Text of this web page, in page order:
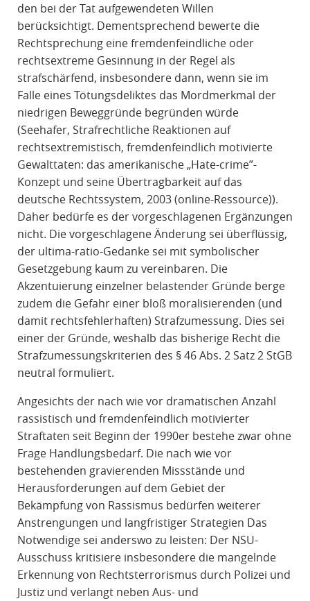
den bei der Tat aufgewendeten Willen
berücksichtigt. Dementsprechend bewerte die
Rechtsprechung eine fremdenfeindliche oder
rechtsextreme Gesinnung in der Regel als
strafschärfend, insbesondere dann, wenn sie im
Falle eines Tötungsdeliktes das Mordmerkmal der
niedrigen Beweggründe begründen würde
(Seehafer, Strafrechtliche Reaktionen auf
rechtsextremistisch, fremdenfeindlich motivierte
Gewalttaten: das amerikanische „Hate-crime”-
Konzept und seine Übertragbarkeit auf das
deutsche Rechtssystem, 2003 (online-Ressource)).
Daher bedürfe es der vorgeschlagenen Ergänzungen
nicht. Die vorgeschlagene Änderung sei überflüssig,
der ultima-ratio-Gedanke sei mit symbolischer
Gesetzgebung kaum zu vereinbaren. Die
Akzentuierung einzelner belastender Gründe berge
zudem die Gefahr einer bloß moralisierenden (und
damit rechtsfehlerhaften) Strafzumessung. Dies sei
einer der Gründe, weshalb das bisherige Recht die
Strafzumessungskriterien des § 46 Abs. 2 Satz 2 StGB
neutral formuliert.
Angesichts der nach wie vor dramatischen Anzahl
rassistisch und fremdenfeindlich motivierter
Straftaten seit Beginn der 1990er bestehe zwar ohne
Frage Handlungsbedarf. Die nach wie vor
bestehenden gravierenden Missstände und
Herausforderungen auf dem Gebiet der
Bekämpfung von Rassismus bedürfen weiterer
Anstrengungen und langfristiger Strategien Das
Notwendige sei anderswo zu leisten: Der NSU-
Ausschuss kritisiere insbesondere die mangelnde
Erkennung von Rechtsterrorismus durch Polizei und
Justiz und verlangt neben Aus- und